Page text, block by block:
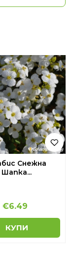
Снежна
Шапка...
€6.49
КУПИ